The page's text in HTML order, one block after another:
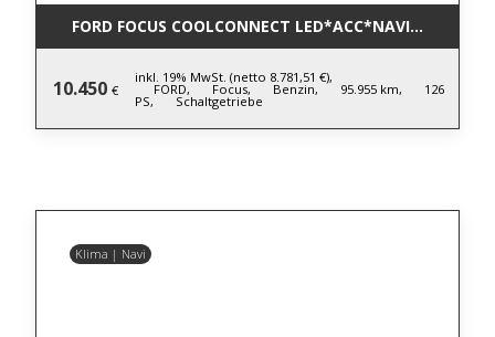
FORD FOCUS COOLCONNECT
10.450 €
inkl. 19% MwSt. (netto 8.781,51 €),
FORD, Focus, Benzin, 95.955 km, 126
PS, Schaltgetriebe
Klima | Navi